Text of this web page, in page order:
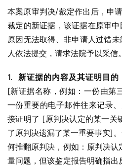
本案原审判决/裁定作出后，申
裁定的新证据，该证据在原审
原因无法取得、非申请人过错
人依法提交，请求法院予以采信。
1. 新证据的内容及其证明目的
[新证据名称，例如：一份由第
一份重要的电子邮件往来记录
接证明了 [原判决认定的某一关
了原判决遗漏了某一重要事实]
何推翻原判决，例如：原判决
量问题，但该鉴定报告明确指